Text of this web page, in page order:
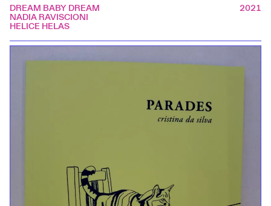
DREAM BABY DREAM
NADIA RAVISCIONI
HELICE HELAS
2021